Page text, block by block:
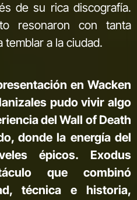
de su rica discografía.
resonaron con tanta
a la ciudad.
en Wacken
pudo vivir algo
del Wall of Death
donde la energía del
épicos. Exodus
que combinó
técnica e historia,